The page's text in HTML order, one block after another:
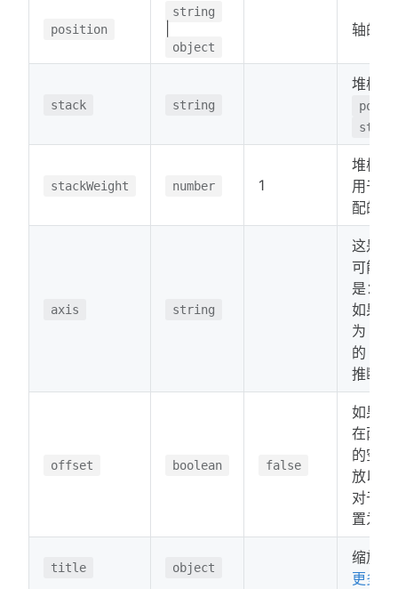
position
string
object
轴的位
stack string
堆栈
stack
stackWeight number 1
堆栈
用于
配的
axis string
这是
可能的
是：
如果
为
的 ID
推断。
offset boolean false
如果
在两
的空
放以
对于
置为
title object
缩放
更多...